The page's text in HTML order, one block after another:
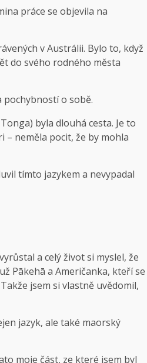
práce se objevila na
v Austrálii. Bylo to, když
do svého rodného města
pochybností o sobě.
byla dlouhá cesta. Je to
– neměla pocit, že by mohla
tímto jazykem a nevypadal
a celý život si myslel, že
Pākehā a Američanka, kteří se
jsem si vlastně uvědomil,
jazyk, ale také maorský
moje část, ze které jsem byl